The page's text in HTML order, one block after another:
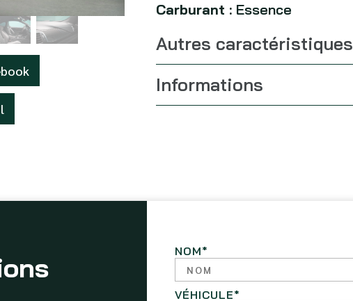
Carburant : Essence
Autres caractéristiques
Informations
NOM*
VÉHICULE*